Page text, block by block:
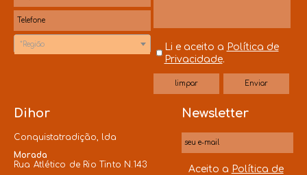
*Região Li e aceito a Política de
Privacidade.
Dihor
Conquistatradição, lda
Morada
Rua Atlético de Rio Tinto N.143
Newsletter
Aceito a Política de